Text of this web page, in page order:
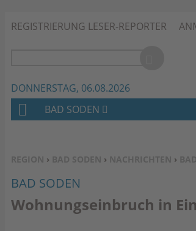
REGISTRIERUNG LESER-REPORTER
DONNERSTAG, 06.08.2026
SIE BEFINDEN SICH HIER:
REGION › BAD SODEN › NACHRICHTEN ›
BAD SODEN
Wohnungseinbruch in
H
M
E
BAD SODEN